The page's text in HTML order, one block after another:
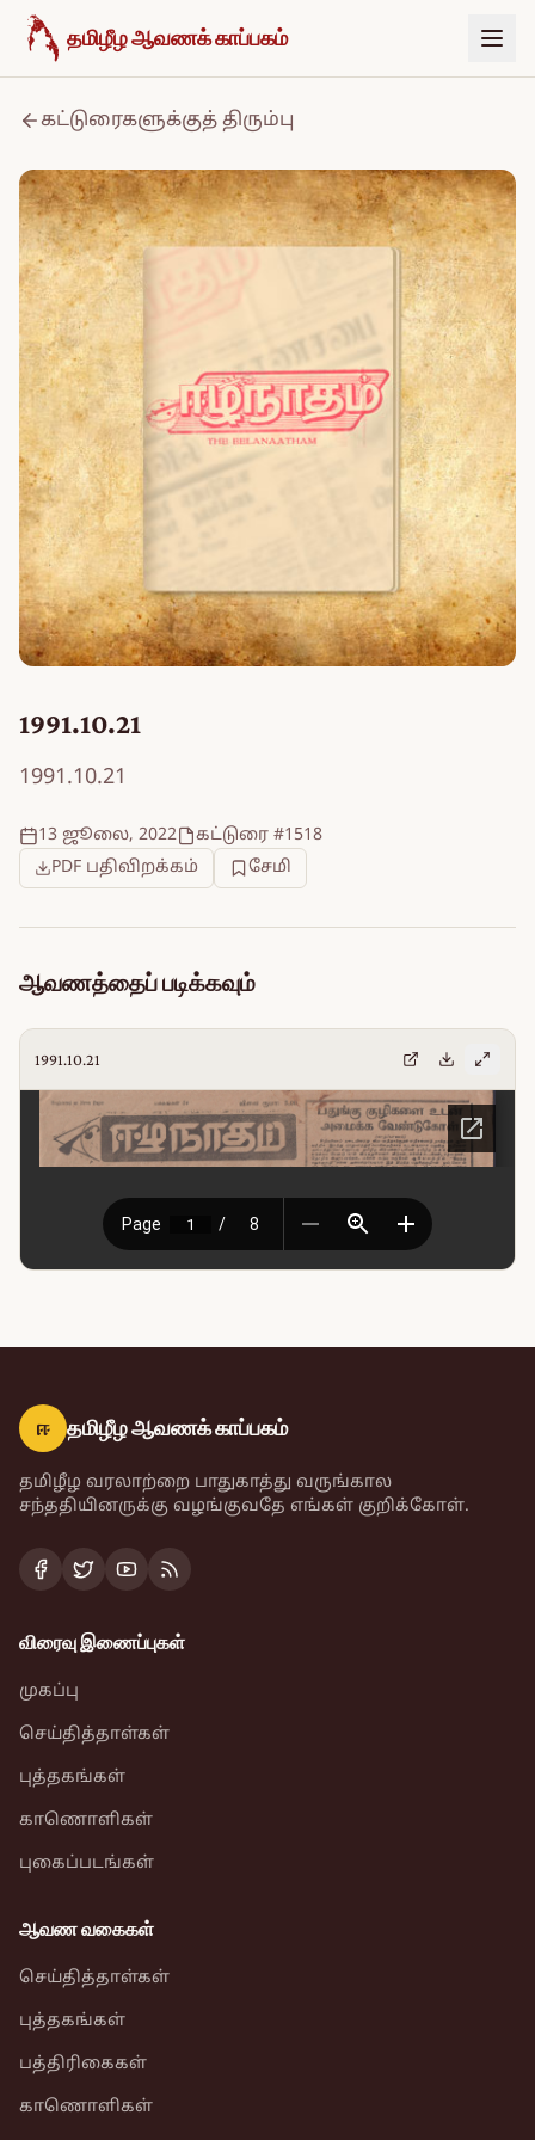
உள்ளடக்கத்திற்குச் செல்க
தமிழீழ ஆவணக் காப்பகம்
கட்டுரைகளுக்குத் திரும்பு
1991.10.21
1991.10.21
13 ஜூலை, 2022
கட்டுரை #1518
PDF பதிவிறக்கம்
சேமி
ஆவணத்தைப் படிக்கவும்
1991.10.21
ஈ தமிழீழ ஆவணக் காப்பகம்
தமிழீழ வரலாற்றை பாதுகாத்து வருங்கால
சந்ததியினருக்கு வழங்குவதே எங்கள் குறிக்கோள்.
விரைவு இணைப்புகள்
முகப்பு
செய்தித்தாள்கள்
புத்தகங்கள்
காணொளிகள்
புகைப்படங்கள்
ஆவண வகைகள்
செய்தித்தாள்கள்
புத்தகங்கள்
பத்திரிகைகள்
காணொளிகள்